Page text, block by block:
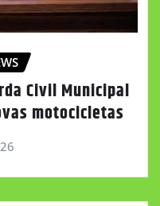
Civil Municipal
motocicletas